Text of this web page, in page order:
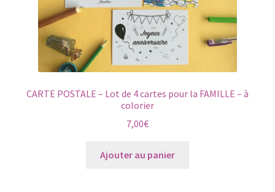
CARTE POSTALE – Lot de 4 cartes pour la FAMILLE – à
colorier
7,00€
Ajouter au panier